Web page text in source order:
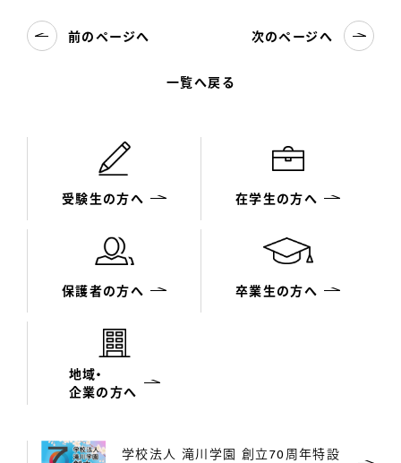
一覧へ戻る
前のページへ 次のページへ
受験生の方へ 在学生の方へ
保護者の方へ 卒業生の方へ
地域・
企業の方へ
学校法人 滝川学園 創立70周年特設